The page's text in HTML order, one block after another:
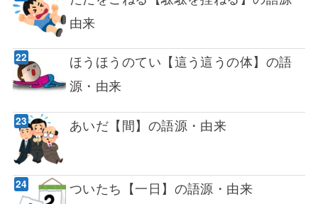
由来
ほうほうのてい【這う這うの体】の語
源・由来
あいだ【間】の語源・由来
ついたち【一日】の語源・由来